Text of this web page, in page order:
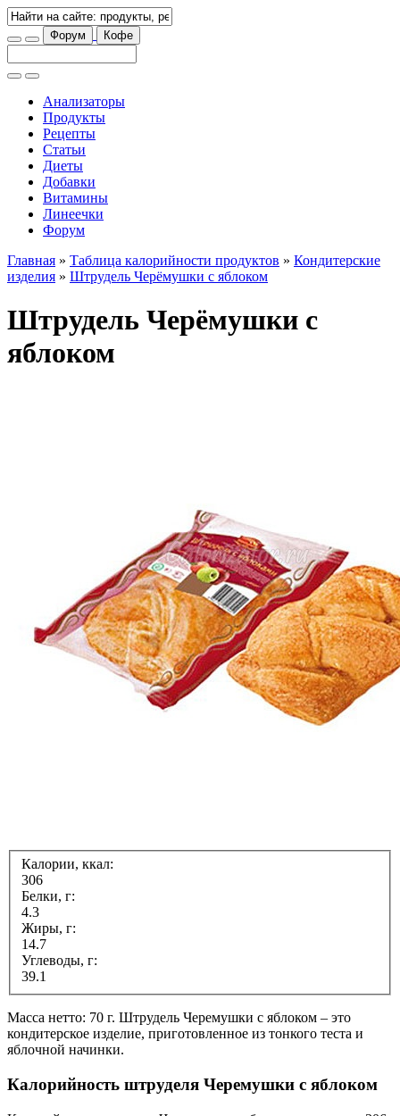
Форум Кофе
Анализаторы
Продукты
Рецепты
Статьи
Диеты
Добавки
Витамины
Линеечки
Форум
Главная » Таблица калорийности продуктов » Кондитерские
изделия » Штрудель Черёмушки с яблоком
Штрудель Черёмушки с
яблоком
Калории, ккал:
306
Белки, г:
4.3
Жиры, г:
14.7
Углеводы, г:
39.1
Масса нетто: 70 г. Штрудель Черемушки с яблоком – это
кондитерское изделие, приготовленное из тонкого теста и
яблочной начинки.
Калорийность штруделя Черемушки с яблоком